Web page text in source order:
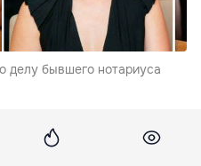
делу бывшего нотариуса
обвиняет ее в